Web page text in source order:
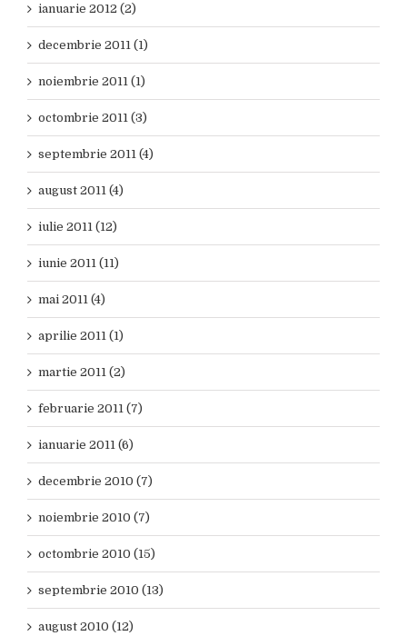
ianuarie 2012 (2)
decembrie 2011 (1)
noiembrie 2011 (1)
octombrie 2011 (3)
septembrie 2011 (4)
august 2011 (4)
iulie 2011 (12)
iunie 2011 (11)
mai 2011 (4)
aprilie 2011 (1)
martie 2011 (2)
februarie 2011 (7)
ianuarie 2011 (6)
decembrie 2010 (7)
noiembrie 2010 (7)
octombrie 2010 (15)
septembrie 2010 (13)
august 2010 (12)